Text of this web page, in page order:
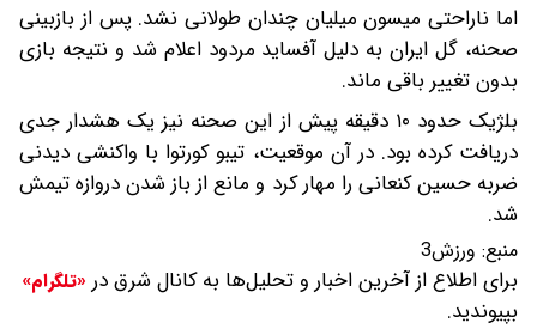
اما ناراحتی میسون میلیان چندان طولانی نشد. پس از بازبینی
صحنه، گل ایران به دلیل آفساید مردود اعلام شد و نتیجه بازی
بدون تغییر باقی ماند.
بلژیک حدود ۱۰ دقیقه پیش از این صحنه نیز یک هشدار جدی
دریافت کرده بود. در آن موقعیت، تیبو کورتوا با واکنشی دیدنی
ضربه حسین کنعانی را مهار کرد و مانع از باز شدن دروازه تیمش
شد.
منبع: ورزش3
برای اطلاع از آخرین اخبار و تحلیل‌ها به کانال شرق در «تلگرام»
بپیوندید.